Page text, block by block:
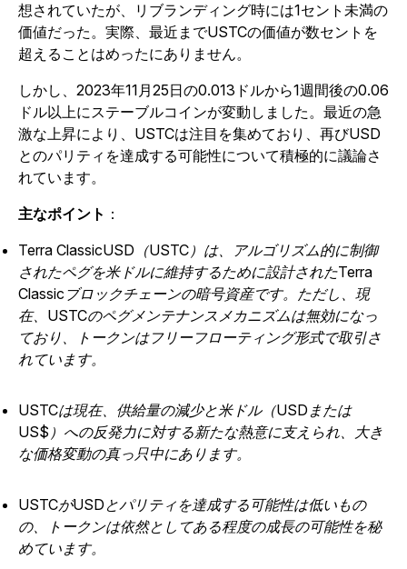
想されていたが、リブランディング時には1セント未満の
価値だった。実際、最近までUSTCの価値が数セントを
超えることはめったにありません。
しかし、2023年11月25日の0.013ドルから1週間後の0.06
ドル以上にステーブルコインが変動しました。最近の急
激な上昇により、USTCは注目を集めており、再びUSD
とのパリティを達成する可能性について積極的に議論さ
れています。
主なポイント ：
Terra ClassicUSD（USTC）は、アルゴリズム的に制御
されたペグを米ドルに維持するために設計されたTerra
Classicブロックチェーンの暗号資産です。ただし、現
在、USTCのペグメンテナンスメカニズムは無効になっ
ており、トークンはフリーフローティング形式で取引さ
れています。
USTCは現在、供給量の減少と米ドル（USDまたは
US$）への反発力に対する新たな熱意に支えられ、大き
な価格変動の真っ只中にあります。
USTCがUSDとパリティを達成する可能性は低いもの
の、トークンは依然としてある程度の成長の可能性を秘
めています。